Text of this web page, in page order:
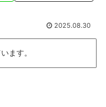
2025.08.30
ます。